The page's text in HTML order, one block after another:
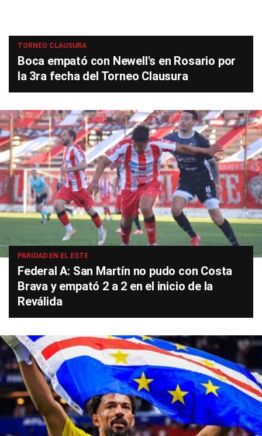
TORNEO CLAUSURA
Boca empató con Newell's en Rosario por
la 3ra fecha del Torneo Clausura
PARIDAD EN EL ESTE
Federal A: San Martín no pudo con Costa
Brava y empató 2 a 2 en el inicio de la
Reválida